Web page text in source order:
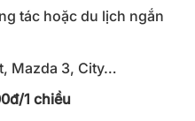
tác hoặc du lịch ngắn
Mazda 3, City…
1 chiều